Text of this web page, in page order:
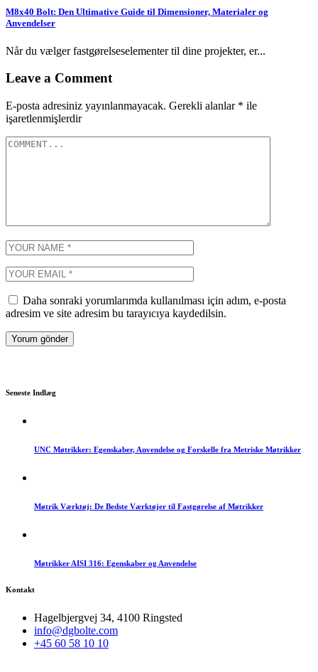
M8x40 Bolt: Den Ultimative Guide til Dimensioner, Materialer og
Anvendelser
Når du vælger fastgørelseselementer til dine projekter, er...
Leave a Comment
E-posta adresiniz yayınlanmayacak. Gerekli alanlar * ile
işaretlenmişlerdir
Daha sonraki yorumlarımda kullanılması için adım, e-posta
adresim ve site adresim bu tarayıcıya kaydedilsin.
Seneste Indlæg
UNC Møtrikker: Egenskaber, Anvendelse og Forskelle fra Metriske Møtrikker
Møtrik Værktøj: De Bedste Værktøjer til Fastgørelse af Møtrikker
Møtrikker AISI 316: Egenskaber og Anvendelse
Kontakt
Hagelbjergvej 34, 4100 Ringsted
info@dgbolte.com
+45 60 58 10 10